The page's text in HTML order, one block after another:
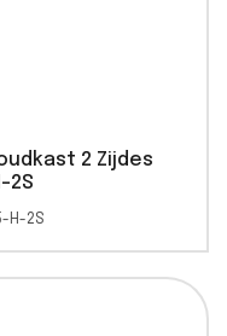
2 Zijdes
2S
H-2S